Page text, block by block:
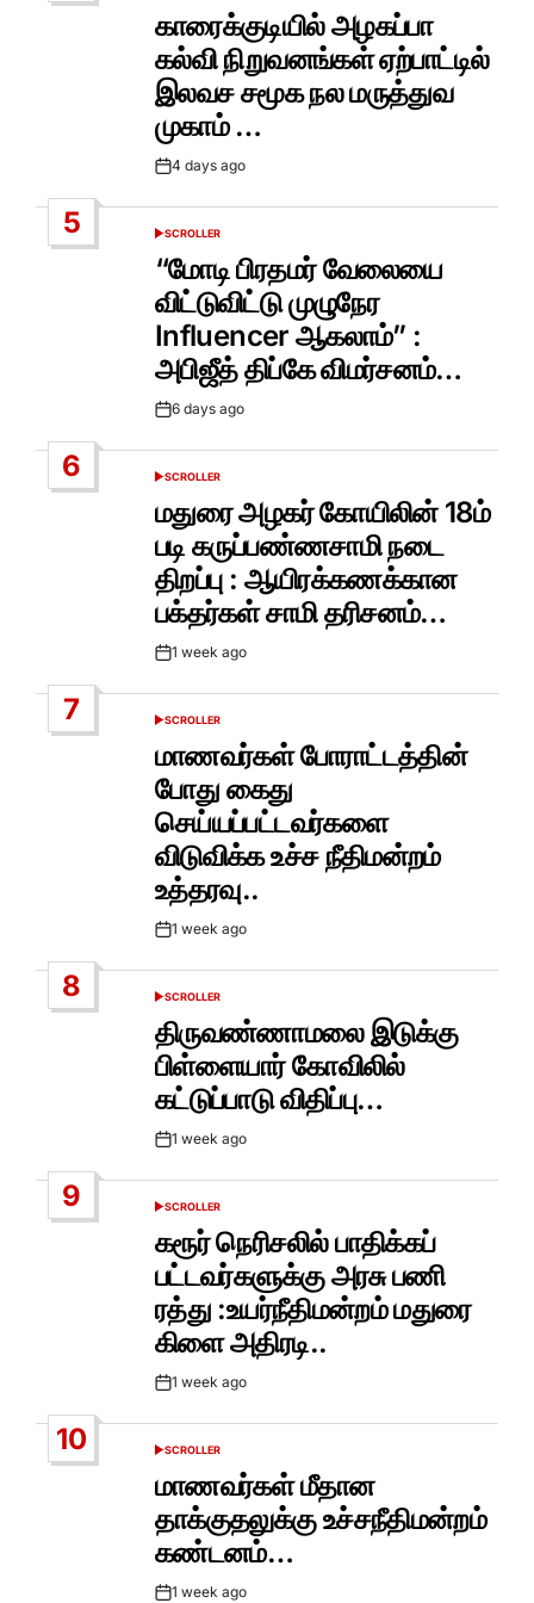
காரைக்குடியில் அழகப்பா
கல்வி நிறுவனங்கள் ஏற்பாட்டில்
இலவச சமூக நல மருத்துவ
முகாம் …
Post4 days ago
5
POSTED
SCROLLER
“மோடி பிரதமர் வேலையை
விட்டுவிட்டு முழுநேர
Influencer ஆகலாம்” :
அபிஜீத் திப்கே விமர்சனம்…
Post6 days ago
6
POSTED
SCROLLER
மதுரை அழகர் கோயிலின் 18ம்
படி கருப்பண்ணசாமி நடை
திறப்பு : ஆயிரக்கணக்கான
பக்தர்கள் சாமி தரிசனம்…
Post1 week ago
7
POSTED
SCROLLER
மாணவர்கள் போராட்டத்தின்
போது கைது
செய்யப்பட்டவர்களை
விடுவிக்க உச்ச நீதிமன்றம்
உத்தரவு..
Post1 week ago
8
POSTED
SCROLLER
திருவண்ணாமலை இடுக்கு
பிள்ளையார் கோவிலில்
கட்டுப்பாடு விதிப்பு…
Post1 week ago
9
POSTED
SCROLLER
கரூர் நெரிசலில் பாதிக்கப்
பட்டவர்களுக்கு அரசு பணி
ரத்து :உயர்நீதிமன்றம் மதுரை
கிளை அதிரடி..
Post1 week ago
10
POSTED
SCROLLER
மாணவர்கள் மீதான
தாக்குதலுக்கு உச்சநீதிமன்றம்
கண்டனம்…
1 week ago